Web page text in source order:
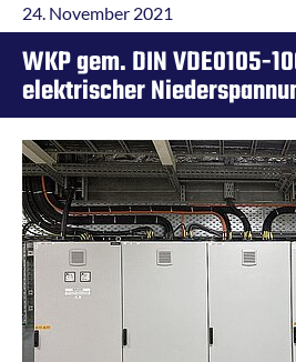
24. November 2021
WKP gem. DIN VDE0105-
elektrischer